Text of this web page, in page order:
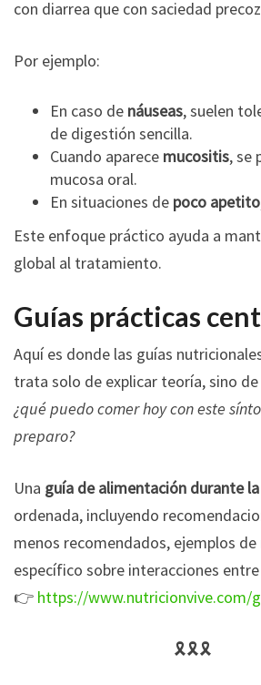
con diarrea que con saciedad
Por ejemplo:
En caso de náuseas, suelen
de digestión sencilla.
Cuando aparece mucositis, se
mucosa oral.
En situaciones de poco apetito
Este enfoque práctico ayuda a
global al tratamiento.
Guías prácticas
Aquí es donde las guías
trata solo de explicar teoría, sino
¿qué puedo comer hoy con este
preparo?
Una guía de alimentación durante
ordenada, incluyendo
menos recomendados, ejemplos
específico sobre interacciones
👉 https://www.nutricionvive.com/
🎗🎗🎗